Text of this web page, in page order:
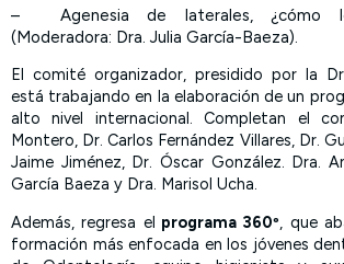
–
Agenesia de laterales, ¿cómo
(Moderadora: Dra. Julia García-Baeza).
El comité organizador, presidido por la
está trabajando en la elaboración de un
alto nivel internacional. Completan el
Montero, Dr. Carlos Fernández Villares, Dr.
Jaime Jiménez, Dr. Óscar González. Dra.
García Baeza y Dra. Marisol Ucha.
Además, regresa el programa 360º, que
formación más enfocada en los jóvenes